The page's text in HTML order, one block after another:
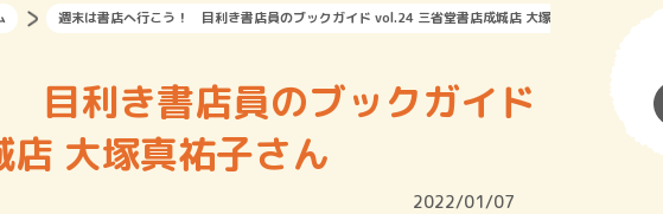
週末は書店へ行こう！ 目利き書店員のブックガイド vol.24 三省堂書店成城店 大塚真祐子さん
目利き書店員のブックガイド
大塚真祐子さん
2022/01/07